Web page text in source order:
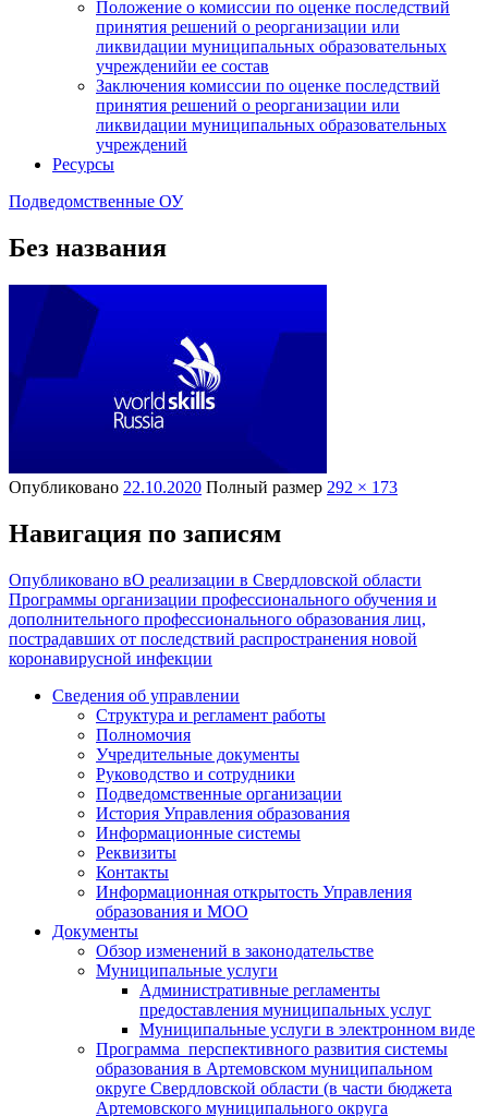
Положение о комиссии по оценке последствий
принятия решений о реорганизации или
ликвидации муниципальных образовательных
учрежденийи ее состав
Заключения комиссии по оценке последствий
принятия решений о реорганизации или
ликвидации муниципальных образовательных
учреждений
Ресурсы
Подведомственные ОУ
Без названия
Опубликовано 22.10.2020 Полный размер 292 × 173
Навигация по записям
Опубликовано вО реализации в Свердловской области
Программы организации профессионального обучения и
дополнительного профессионального образования лиц,
пострадавших от последствий распространения новой
коронавирусной инфекции
Сведения об управлении
Структура и регламент работы
Полномочия
Учредительные документы
Руководство и сотрудники
Подведомственные организации
История Управления образования
Информационные системы
Реквизиты
Контакты
Информационная открытость Управления
образования и МОО
Документы
Обзор изменений в законодательстве
Муниципальные услуги
Административные регламенты
предоставления муниципальных услуг
Муниципальные услуги в электронном виде
Программа перспективного развития системы
образования в Артемовском муниципальном
округе Свердловской области (в части бюджета
Артемовского муниципального округа